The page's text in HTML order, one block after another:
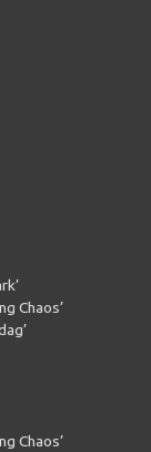
Chaos’
Chaos’